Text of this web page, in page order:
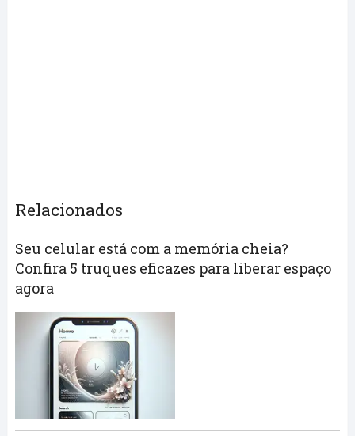
Relacionados
Seu celular está com a memória cheia?
Confira 5 truques eficazes para liberar espaço
agora